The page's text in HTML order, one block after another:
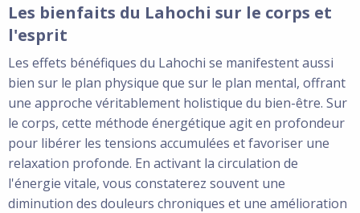
Les bienfaits du Lahochi sur le corps et
l'esprit
Les effets bénéfiques du Lahochi se manifestent aussi
bien sur le plan physique que sur le plan mental, offrant
une approche véritablement holistique du bien-être. Sur
le corps, cette méthode énergétique agit en profondeur
pour libérer les tensions accumulées et favoriser une
relaxation profonde. En activant la circulation de
l'énergie vitale, vous constaterez souvent une
diminution des douleurs chroniques et une amélioration